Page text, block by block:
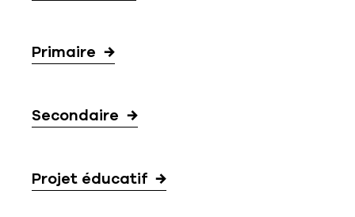
Primaire
Secondaire
Projet éducatif